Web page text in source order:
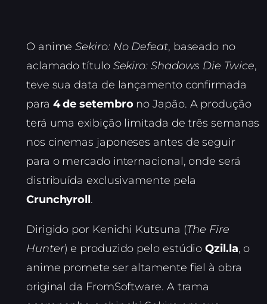
O animeSekiro: No Defeat, baseado no
aclamado título Sekiro: Shadows Die Twice,
teve sua data de lançamento confirmada
para 4 de setembrono Japão. A produção
terá uma exibição limitada de três semanas
nos cinemas japoneses antes de seguir
para o mercado internacional, onde será
distribuída exclusivamente pela
Crunchyroll.
Dirigido por Kenichi Kutsuna (The Fire
Hunter) e produzido pelo estúdioQzil.la, o
anime promete ser altamente fiel à obra
original da FromSoftware. A trama